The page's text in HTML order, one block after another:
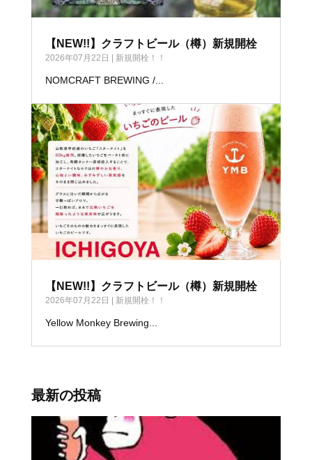
【NEW!!】クラフトビール（樽）新規開栓
2026年07月22日 | 新規開栓！！
NOMCRAFT BREWING /...
【NEW!!】クラフトビール（樽）新規開栓
2026年07月22日 | 新規開栓！！
Yellow Monkey Brewing...
最新の投稿